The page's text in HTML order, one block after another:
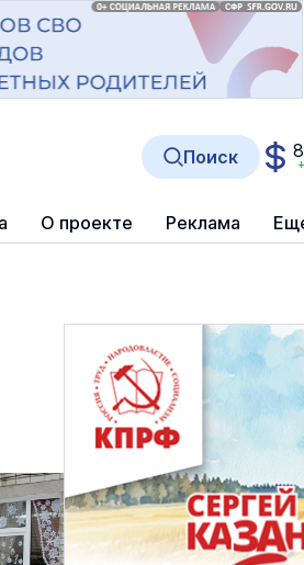
О проекте Реклама
Поиск